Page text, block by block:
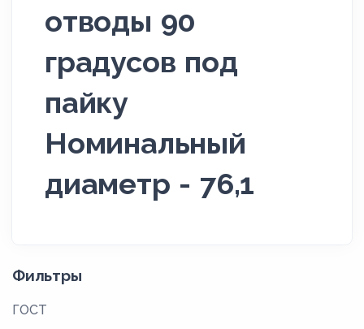
отводы 90
градусов под
пайку
Номинальный
диаметр - 76,1
Фильтры
ГОСТ